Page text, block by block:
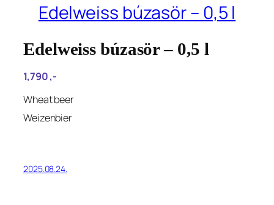
Edelweiss búzasör – 0,5 l
Edelweiss búzasör – 0,5 l
1,790‎ ,-
Wheat beer
Weizenbier
2025.08.24.